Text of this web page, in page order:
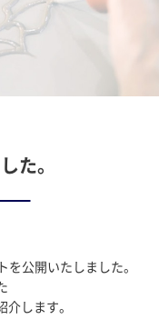
た。
公開いたしました。
します。